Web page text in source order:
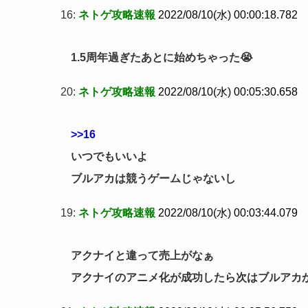
16: ネトゲ攻略速報 2022/08/10(水) 00:00:18.782
1.5周年過ぎたあとに始めちゃった😭
20: ネトゲ攻略速報 2022/08/10(水) 00:05:30.658
>>16
いつでもいいよ
ブルアカは競うゲームじゃないし
19: ネトゲ攻略速報 2022/08/10(水) 00:03:44.079
アクナイと違って売上がなぁ
アクナイのアニメ化が成功したら次はブルアカ